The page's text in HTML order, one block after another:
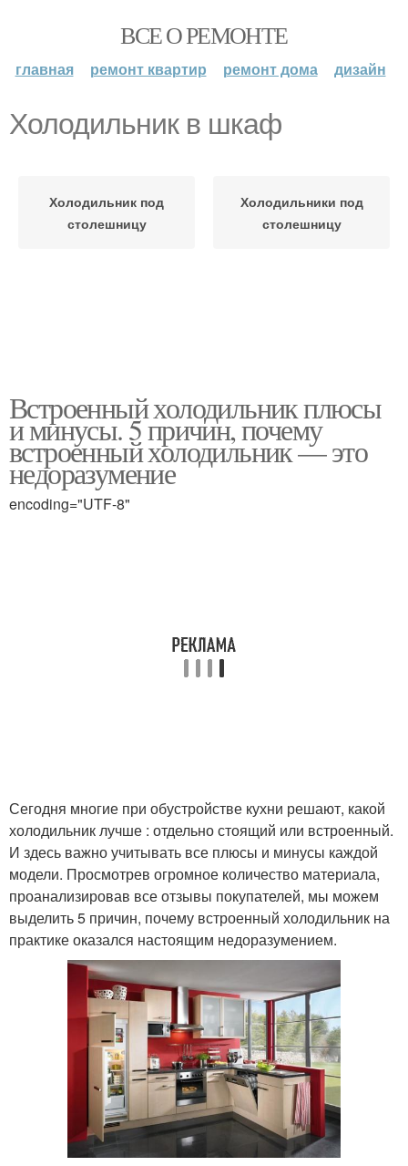
ВСЕ О РЕМОНТЕ
главная ремонт квартир ремонт дома дизайн
Холодильник в шкаф
Холодильник под
столешницу
Холодильники под
столешницу
Встроенный холодильник плюсы
и минусы. 5 причин, почему
встроенный холодильник — это
недоразумение
encoding="UTF-8"
Сегодня многие при обустройстве кухни решают, какой
холодильник лучше : отдельно стоящий или встроенный.
И здесь важно учитывать все плюсы и минусы каждой
модели. Просмотрев огромное количество материала,
проанализировав все отзывы покупателей, мы можем
выделить 5 причин, почему встроенный холодильник на
практике оказался настоящим недоразумением.